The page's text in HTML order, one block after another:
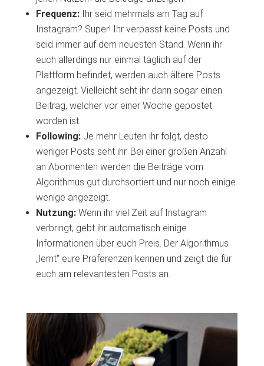
Frequenz:Ihr seid mehrmals am Tag auf
Instagram? Super! Ihr verpasst keine Posts und
seid immer auf dem neuesten Stand. Wenn ihr
euch allerdings nur einmal täglich auf der
Plattform befindet, werden auch ältere Posts
angezeigt. Vielleicht seht ihr dann sogar einen
Beitrag, welcher vor einer Woche gepostet
worden ist.
Following:Je mehr Leuten ihr folgt, desto
weniger Posts seht ihr. Bei einer großen Anzahl
an Abonnenten werden die Beiträge vom
Algorithmus gut durchsortiert und nur noch einige
wenige angezeigt.
Nutzung: Wenn ihr viel Zeit auf Instagram
verbringt, gebt ihr automatisch einige
Informationen über euch Preis. Der Algorithmus
„lernt“ eure Präferenzen kennen und zeigt die für
euch am relevantesten Posts an.